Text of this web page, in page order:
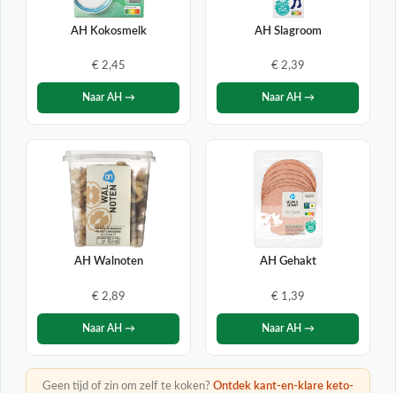
AH Kokosmelk
€ 2,45
Naar AH →
AH Slagroom
€ 2,39
Naar AH →
AH Walnoten
€ 2,89
Naar AH →
AH Gehakt
€ 1,39
Naar AH →
Geen tijd of zin om zelf te koken? Ontdek kant-en-klare keto-